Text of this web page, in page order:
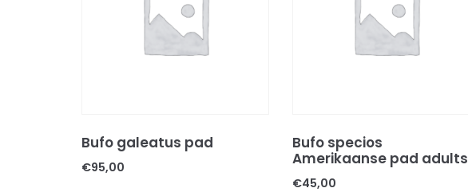
Bufo galeatus pad
€95,00
Bufo specios
Amerikaanse pad adults
€45,00